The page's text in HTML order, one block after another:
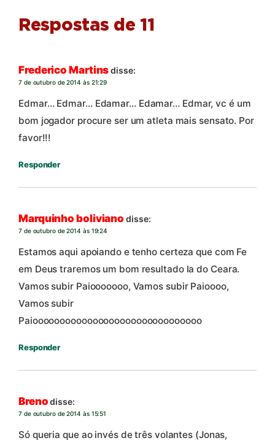
Respostas de 11
Frederico Martinsdisse:
7 de outubro de 2014 às 21:29
Edmar… Edmar… Edamar… Edamar… Edmar, vc é um
bom jogador procure ser um atleta mais sensato. Por
favor!!!
Responder
Marquinho boliviano disse:
7 de outubro de 2014 às 19:24
Estamos aqui apoiando e tenho certeza que com Fe
em Deus traremos um bom resultado la do Ceara.
Vamos subir Paiooooooo, Vamos subir Paioooo,
Vamos subir
Paiooooooooooooooooooooooooooooooo
Responder
Breno disse:
7 de outubro de 2014 às 15:51
Só queria que ao invés de três volantes (Jonas,